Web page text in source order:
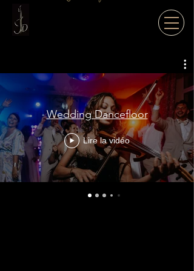
Wedding Dancefloor
Lire la vidéo